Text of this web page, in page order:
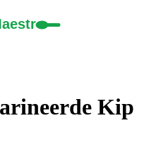
Kip